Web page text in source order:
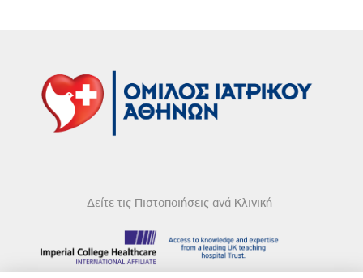
Δείτε τις Πιστοποιήσεις ανά Κλινική